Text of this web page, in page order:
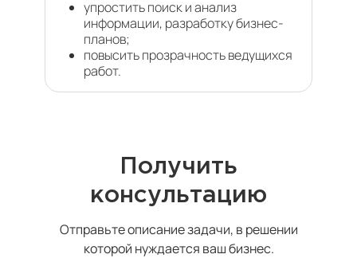
упростить поиск и анализ
информации, разработку бизнес-
планов;
повысить прозрачность ведущихся
работ.
Получить
консультацию
Отправьте описание задачи, в решении
которой нуждается ваш бизнес.